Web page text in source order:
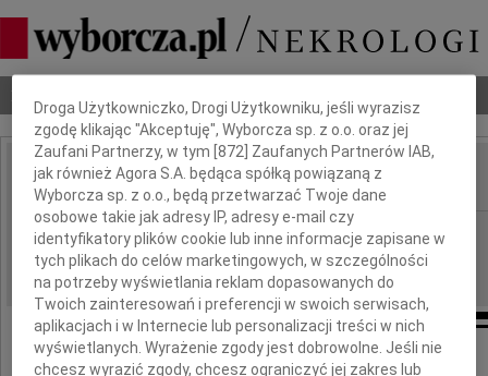
IMIĘ I NAZWISKO:
REGION: Bydgoszcz
DATA EMISJI: 28.10.2010
Koledze
Dbamy o Twoją prywatność
Droga Użytkowniczko, Drogi Użytkowniku, jeśli wyrazisz
zgodę klikając "Akceptuję", Wyborcza sp. z o.o. oraz jej
Zaufani Partnerzy, w tym [872 ] Zaufanych Partnerów IAB,
jak również Agora S.A. będąca spółką powiązaną z
Wyborcza sp. z o.o., będą przetwarzać Twoje dane
osobowe takie jak adresy IP, adresy e-mail czy
identyfikatory plików cookie lub inne informacje zapisane w
tych plikach do celów marketingowych, w szczególności
na potrzeby wyświetlania reklam dopasowanych do
Twoich zainteresowań i preferencji w swoich serwisach,
aplikacjach i w Internecie lub personalizacji treści w nich
wyświetlanych. Wyrażenie zgody jest dobrowolne. Jeśli nie
chcesz wyrazić zgody, chcesz ograniczyć jej zakres lub